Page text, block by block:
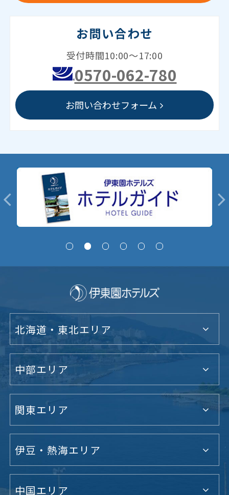
お問い合わせ
受付時間10:00～17:00
0570-062-780
お問い合わせフォーム
北海道・東北エリア
中部エリア
関東エリア
伊豆・熱海エリア
中国エリア